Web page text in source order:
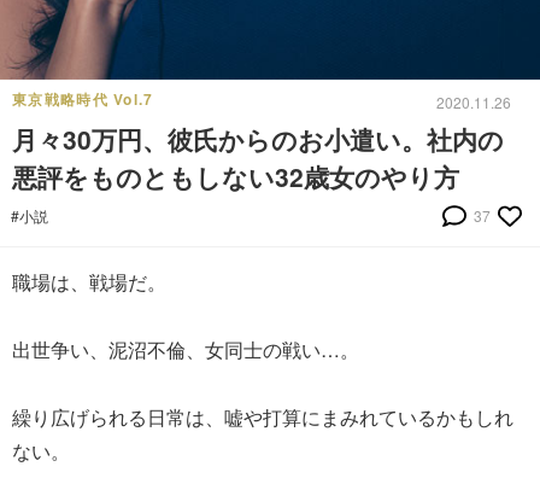
東京戦略時代 Vol.7 2020.11.26
月々30万円、彼氏からのお小遣い。社内の
悪評をものともしない32歳女のやり方
#小説 37
職場は、戦場だ。
出世争い、泥沼不倫、女同士の戦い…。
繰り広げられる日常は、嘘や打算にまみれているかもしれ
ない。